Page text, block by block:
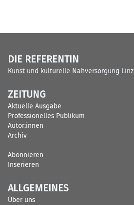
DIE REFERENTIN
Kunst und kulturelle Nahversorgung Linz
ZEITUNG
Aktuelle Ausgabe
Professionelles Publikum
Autor:innen
Archiv
Abonnieren
Inserieren
ALLGEMEINES
Über uns